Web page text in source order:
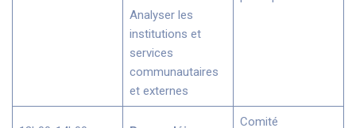
Analyser les
institutions et
services
communautaires
et externes
Comité